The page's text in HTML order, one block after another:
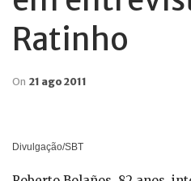
Ratinho
On 21 ago 2011
Divulgação/SBT